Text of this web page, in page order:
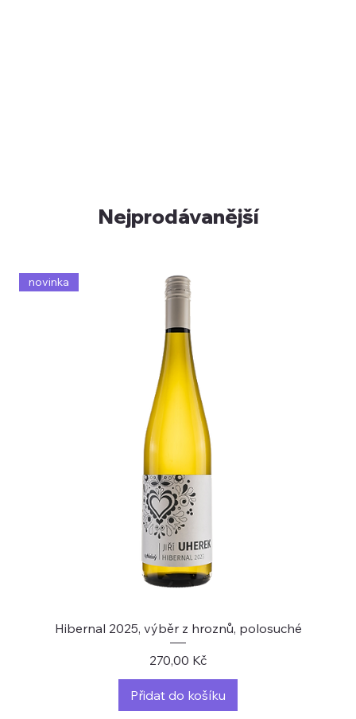
Nejprodávanější
novinka
Hibernal 2025, výběr z hroznů, polosuché
Cena
270,00 Kč
Přidat do košíku